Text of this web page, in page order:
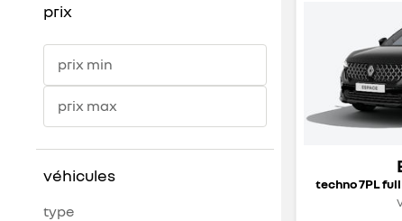
prix
prix min
prix max
véhicules
type
techno 7PL